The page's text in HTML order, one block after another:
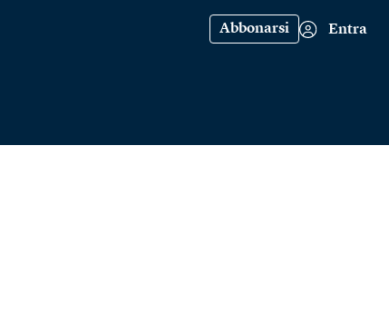
Abbonarsi Entra